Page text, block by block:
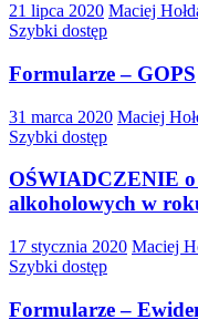
21 lipca 2020 Maciej
Szybki dostęp
Formularze – GOPS
31 marca 2020 Maciej
Szybki dostęp
OŚWIADCZENIE o
alkoholowych w
17 stycznia 2020 Maciej
Szybki dostęp
Formularze –